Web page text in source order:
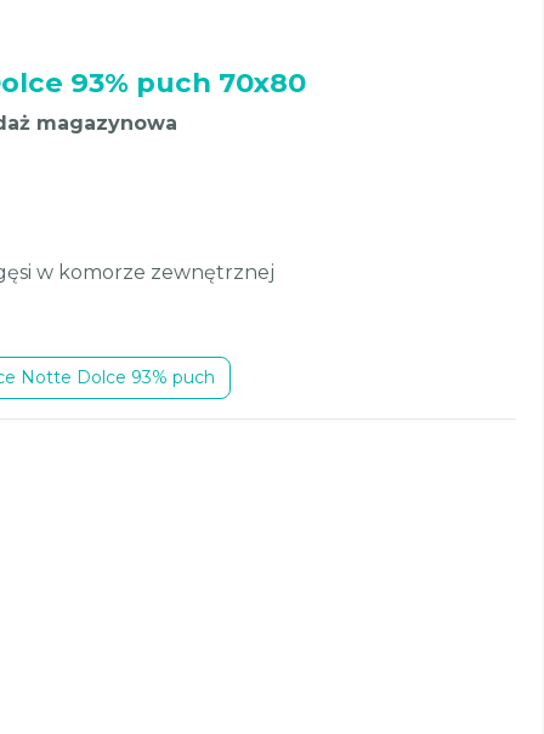
93% puch 70x80
magazynowa
w komorze zewnętrznej
Notte Dolce 93% puch